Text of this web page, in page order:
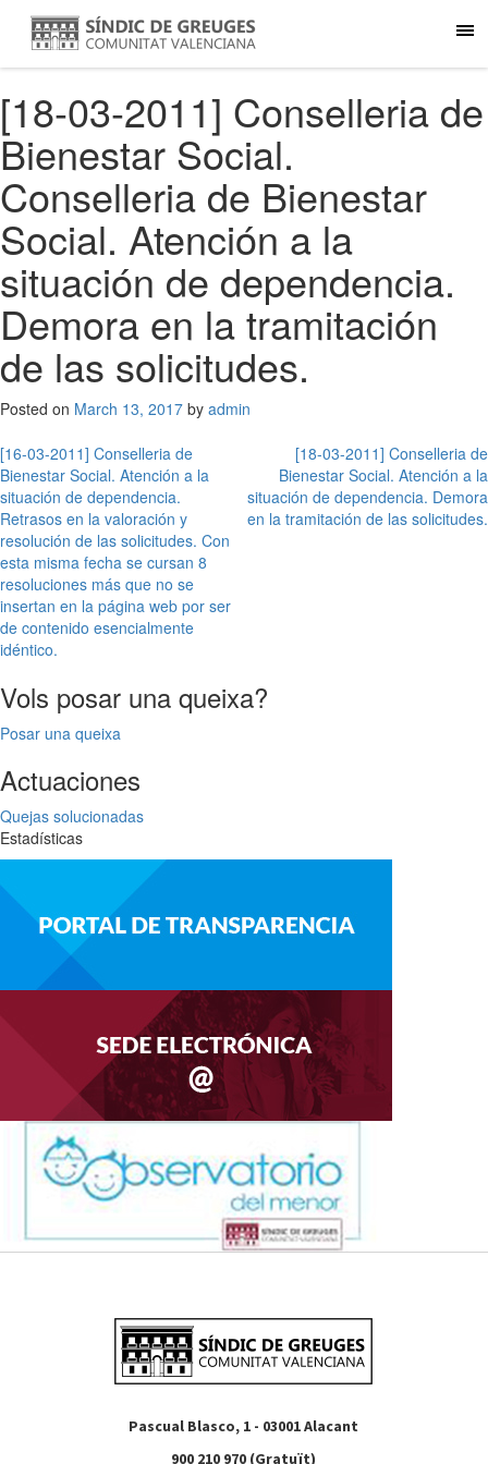
[18-03-2011] Conselleria de
Bienestar Social.
Conselleria de Bienestar
Social. Atención a la
situación de dependencia.
Demora en la tramitación
de las solicitudes.
Posted on March 13, 2017 by admin
Post
navigation
[16-03-2011] Conselleria de
Bienestar Social. Atención a la
situación de dependencia.
Retrasos en la valoración y
resolución de las solicitudes. Con
esta misma fecha se cursan 8
resoluciones más que no se
insertan en la página web por ser
de contenido esencialmente
idéntico.
[18-03-2011] Conselleria de
Bienestar Social. Atención a la
situación de dependencia. Demora
en la tramitación de las solicitudes.
Vols posar una queixa?
Posar una queixa
Actuaciones
Quejas solucionadas
Estadísticas
Pascual Blasco, 1 - 03001 Alacant
900 210 970 (Gratuït)